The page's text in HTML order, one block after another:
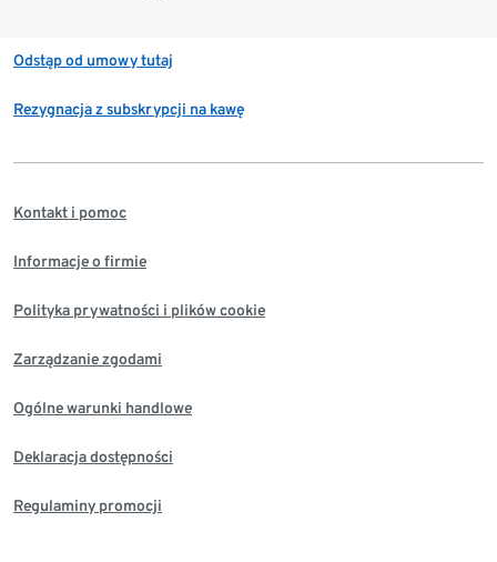
Odstąp od umowy tutaj
Rezygnacja z subskrypcji na kawę
Kontakt i pomoc
Informacje o firmie
Polityka prywatności i plików cookie
Zarządzanie zgodami
Ogólne warunki handlowe
Deklaracja dostępności
Regulaminy promocji